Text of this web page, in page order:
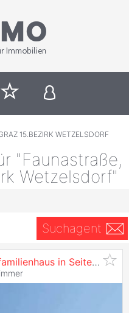
15.BEZIRK WETZELSDORF
"Faunastraße,
Wetzelsdorf"
Suchagent
Großzügiges Ein- bzw Mehrfamilienhaus in Seitengassenlage